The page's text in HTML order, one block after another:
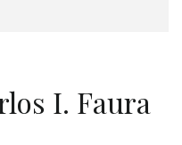
I. Faura